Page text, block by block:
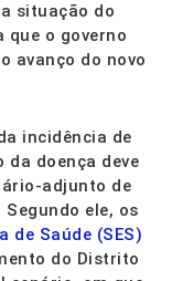
situação do
que o governo
avanço do novo
incidência de
da doença deve
adjunto de
ele, os
de Saúde (SES)
do Distrito